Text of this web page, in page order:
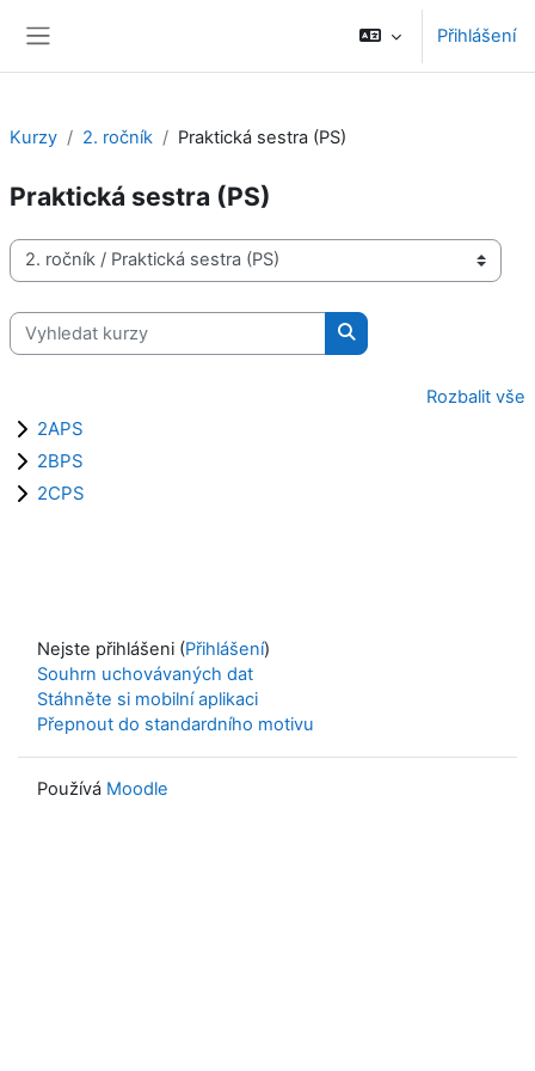
Přihlášení
Kurzy 2. ročník Praktická sestra (PS)
Praktická sestra (PS)
Kategorie kurzů
Vyhledat kurzy
Vyhledat kurzy
Rozbalit vše
2APS
2BPS
2CPS
Nejste přihlášeni (Přihlášení)
Souhrn uchovávaných dat
Stáhněte si mobilní aplikaci
Přepnout do standardního motivu
Používá Moodle